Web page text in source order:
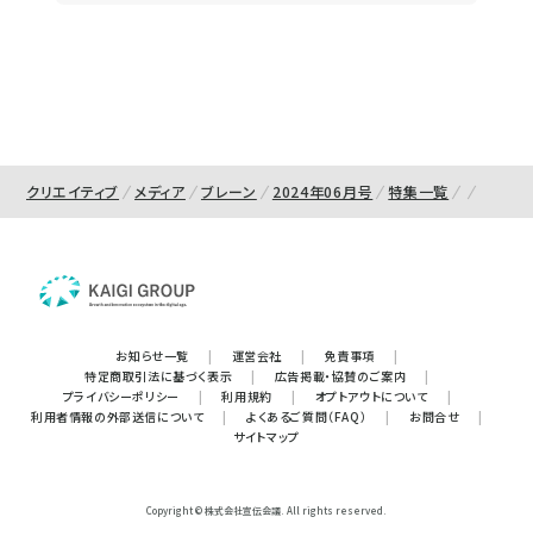
クリエイティブ メディア ブレーン 2024年06月号 特集一覧
お知らせ一覧 | 運営会社 | 免責事項
|
特定商取引法に基づく表示
| 広告掲載・協賛のご案内
|
プライバシーポリシー
| 利用規約 | オプトアウトについて
|
利用者情報の外部送信について
| よくあるご質問（FAQ） | お問合せ
|
サイトマップ
Copyright © 株式会社宣伝会議. All rights reserved.